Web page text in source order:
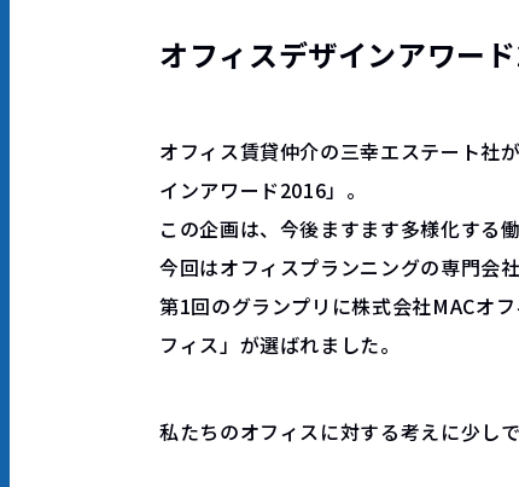
オフィスデザインアワー
オフィス賃貸仲介の三幸エステート社
インアワード2016」。
この企画は、今後ますます多様化する
今回はオフィスプランニングの専門会
第1回のグランプリに株式会社MACオ
フィス」が選ばれました。
私たちのオフィスに対する考えに少し